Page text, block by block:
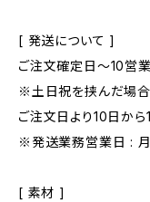
[ 発送について ]
ご注文確定日〜10営
※土日祝を挟んだ場合
ご注文日より10日か
※発送業務営業日 :
[ 素材 ]